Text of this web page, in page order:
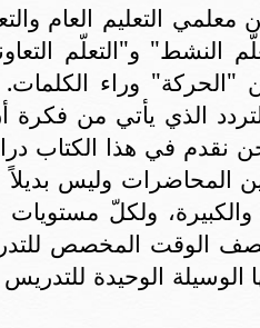
التعليم العام
النشط" و"التعلّم
وراء الكلمات.
الذي يأتي من فكرة
نقدم في هذا الكتاب
المحاضرات وليس بديلاً
ولكلّ مستويات
نصف الوقت المخصص
الوحيدة